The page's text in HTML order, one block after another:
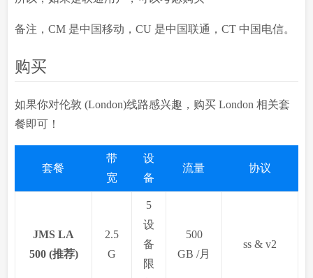
备注，CM 是中国移动，CU 是中国联通，CT 中国电信。
购买
如果你对伦敦 (London)线路感兴趣，购买 London 相关套
餐即可！
套餐
带
宽
设
备
流量 协议
JMS LA
500 (推荐)
2.5
G
5
设
备
限
500
GB /月
ss & v2